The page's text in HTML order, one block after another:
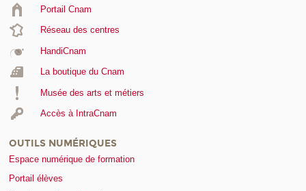
Portail Cnam
Réseau des centres
HandiCnam
La boutique du Cnam
Musée des arts et métiers
Accès à IntraCnam
OUTILS NUMÉRIQUES
Espace numérique de formation
Portail élèves